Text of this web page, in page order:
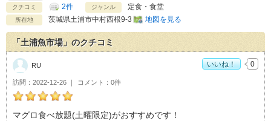
クチコミ 2件 ジャンル 定食・食堂
所在地 茨城県土浦市中村西根9-3 地図を見る
「土浦魚市場」のクチコミ
RUの土浦魚市場おすすめ度：5
マグロ食べ放題(土曜限定)がおすすめです！
訪問 2022-12-26 コメント 0件
RU いいね！ 0